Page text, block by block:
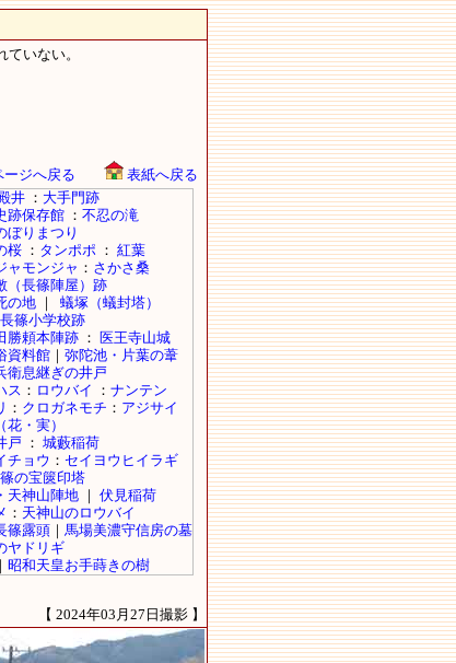
いない。
ジへ戻る 表紙へ戻る
【 2024年03月27日撮影 】